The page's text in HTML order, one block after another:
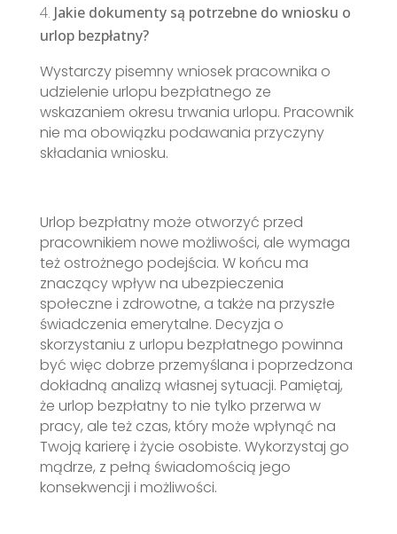
Jakie dokumenty są potrzebne do wniosku o
urlop bezpłatny?
Wystarczy pisemny wniosek pracownika o
udzielenie urlopu bezpłatnego ze
wskazaniem okresu trwania urlopu. Pracownik
nie ma obowiązku podawania przyczyny
składania wniosku.
Urlop bezpłatny może otworzyć przed
pracownikiem nowe możliwości, ale wymaga
też ostrożnego podejścia. W końcu ma
znaczący wpływ na ubezpieczenia
społeczne i zdrowotne, a także na przyszłe
świadczenia emerytalne. Decyzja o
skorzystaniu z urlopu bezpłatnego powinna
być więc dobrze przemyślana i poprzedzona
dokładną analizą własnej sytuacji. Pamiętaj,
że urlop bezpłatny to nie tylko przerwa w
pracy, ale też czas, który może wpłynąć na
Twoją karierę i życie osobiste. Wykorzystaj go
mądrze, z pełną świadomością jego
konsekwencji i możliwości.